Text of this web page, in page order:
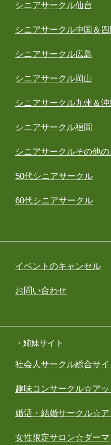
シニアサークル仙台
シニアサークル中国＆四
シニアサークル広島
シニアサークル岡山
シニアサークル九州＆沖
シニアサークル福岡
シニアサークルその他
50代シニアサークル
60代シニアサークル
イベントのキャンセル
お問い合わせ
・姉妹サイト
社会人サークル総合サ
趣味コンサークル☆アッ
婚活・結婚サークル☆ア
女性限定サロン☆ダーマ